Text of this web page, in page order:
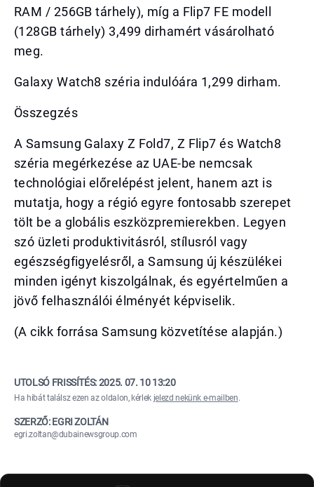
RAM / 256GB tárhely), míg a Flip7 FE modell
(128GB tárhely) 3,499 dirhamért vásárolható
meg.
Galaxy Watch8 széria indulóára 1,299 dirham.
Összegzés
A Samsung Galaxy Z Fold7, Z Flip7 és Watch8
széria megérkezése az UAE-be nemcsak
technológiai előrelépést jelent, hanem azt is
mutatja, hogy a régió egyre fontosabb szerepet
tölt be a globális eszközpremierekben. Legyen
szó üzleti produktivitásról, stílusról vagy
egészségfigyelésről, a Samsung új készülékei
minden igényt kiszolgálnak, és egyértelműen a
jövő felhasználói élményét képviselik.
(A cikk forrása Samsung közvetítése alapján.)
UTOLSÓ FRISSÍTÉS:2025. 07. 10 13:20
Ha hibát találsz ezen az oldalon, kérlek jelezd nekünk e-mailben.
SZERZŐ: EGRI ZOLTÁN
egri.zoltan@dubainewsgroup.com